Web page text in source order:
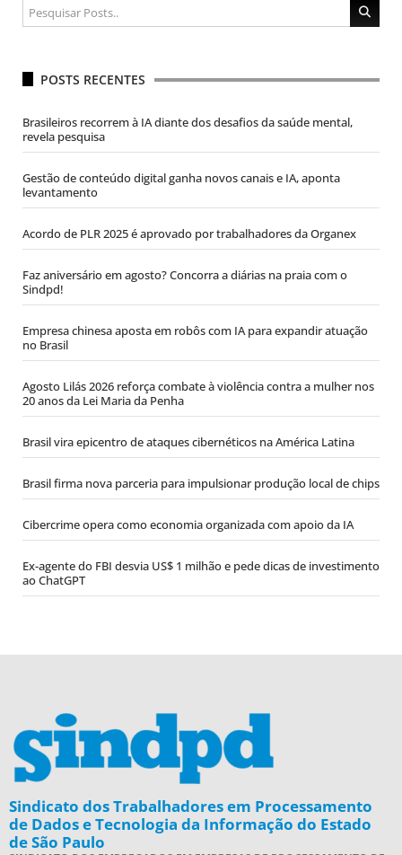
POSTS RECENTES
Brasileiros recorrem à IA diante dos desafios da saúde mental,
revela pesquisa
Gestão de conteúdo digital ganha novos canais e IA, aponta
levantamento
Acordo de PLR 2025 é aprovado por trabalhadores da Organex
Faz aniversário em agosto? Concorra a diárias na praia com o
Sindpd!
Empresa chinesa aposta em robôs com IA para expandir atuação
no Brasil
Agosto Lilás 2026 reforça combate à violência contra a mulher nos
20 anos da Lei Maria da Penha
Brasil vira epicentro de ataques cibernéticos na América Latina
Brasil firma nova parceria para impulsionar produção local de chips
Cibercrime opera como economia organizada com apoio da IA
Ex-agente do FBI desvia US$ 1 milhão e pede dicas de investimento
ao ChatGPT
Sindicato dos Trabalhadores em Processamento
de Dados e Tecnologia da Informação do Estado
de São Paulo